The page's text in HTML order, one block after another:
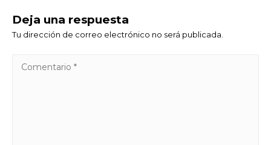
Deja una respuesta
Tu dirección de correo electrónico no será publicada.